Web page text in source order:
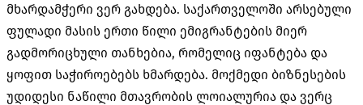
მხარდამჭერი ვერ გახდება. საქართველოში არსებული
ფულადი მასის ერთი წილი ემიგრანტების მიერ
გადმორიცხული თანხებია, რომელიც იფანტება და
ყოფით საჭიროებებს ხმარდება. მოქმედი ბიზნესების
უდიდესი ნაწილი მთავრობის ლოიალურია და ვერც